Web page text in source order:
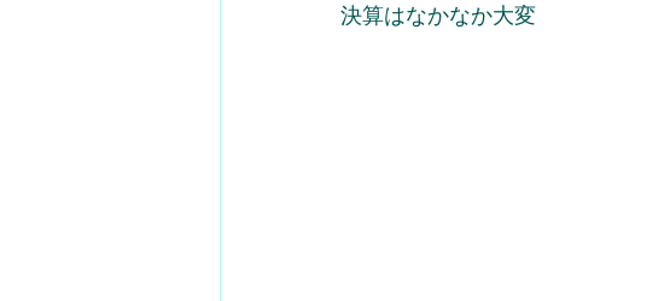
決算はなかなか大変